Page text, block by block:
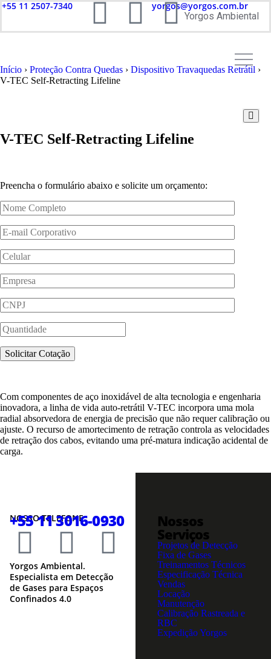
+55 11 2507-7340 yorgos@yorgos.com.br
Início › Proteção Contra Quedas › Dispositivo Travaquedas Retrátil ›
V-TEC Self-Retracting Lifeline
V-TEC Self-Retracting Lifeline
Preencha o formulário abaixo e solicite um orçamento:
Com componentes de aço inoxidável de alta tecnologia e engenharia
inovadora, a linha de vida auto-retrátil V-TEC incorpora uma mola
radial absorvedora de energia de precisão que não requer calibração ou
ajuste. O recurso de amortecimento de retração controla as velocidades
de retração dos cabos, evitando uma pré-matura indicação acidental de
carga.
NOSSO TELEFONE
+55 11 3016-0930
Yorgos Ambiental.
Especialista em Detecção
de Gases para Espaços
Confinados 4.0
Nossos
Serviços
Projetos de Detecção
Fixa de Gases
Treinamentos Técnicos
Especificação Técnica
Vendas
Locação
Manutenção
Calibração Rastreada e
RBC
Expedição Yorgos
Yorgos Ambiental